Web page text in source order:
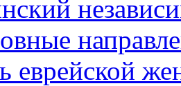
еврейской